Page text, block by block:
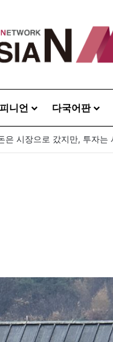
니언 다국어판